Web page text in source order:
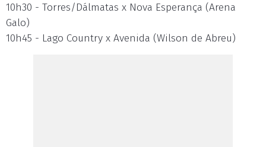
10h30 - Torres/Dálmatas x Nova Esperança (Arena
Galo)
10h45 - Lago Country x Avenida (Wilson de Abreu)